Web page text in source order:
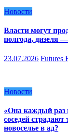
Новости
Власти могут
полгода, дизеля
23.07.2026 Futures
Новости
«Она каждый раз
соседей
новоселье в ад?